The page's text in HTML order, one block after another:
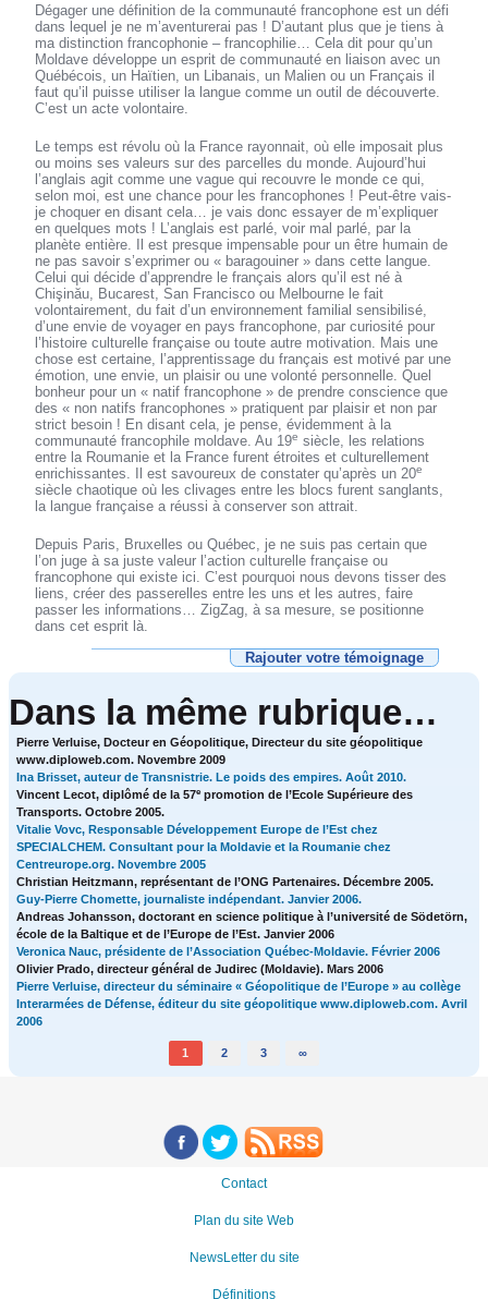
Dégager une définition de la communauté francophone est un défi
dans lequel je ne m’aventurerai pas ! D’autant plus que je tiens à
ma distinction francophonie – francophilie… Cela dit pour qu’un
Moldave développe un esprit de communauté en liaison avec un
Québécois, un Haïtien, un Libanais, un Malien ou un Français il
faut qu’il puisse utiliser la langue comme un outil de découverte.
C’est un acte volontaire.
Le temps est révolu où la France rayonnait, où elle imposait plus
ou moins ses valeurs sur des parcelles du monde. Aujourd’hui
l’anglais agit comme une vague qui recouvre le monde ce qui,
selon moi, est une chance pour les francophones ! Peut-être vais-
je choquer en disant cela… je vais donc essayer de m’expliquer
en quelques mots ! L’anglais est parlé, voir mal parlé, par la
planète entière. Il est presque impensable pour un être humain de
ne pas savoir s’exprimer ou « baragouiner » dans cette langue.
Celui qui décide d’apprendre le français alors qu’il est né à
Chişinău, Bucarest, San Francisco ou Melbourne le fait
volontairement, du fait d’un environnement familial sensibilisé,
d’une envie de voyager en pays francophone, par curiosité pour
l’histoire culturelle française ou toute autre motivation. Mais une
chose est certaine, l’apprentissage du français est motivé par une
émotion, une envie, un plaisir ou une volonté personnelle. Quel
bonheur pour un « natif francophone » de prendre conscience que
des « non natifs francophones » pratiquent par plaisir et non par
strict besoin ! En disant cela, je pense, évidemment à la
communauté francophile moldave. Au 19e siècle, les relations
entre la Roumanie et la France furent étroites et culturellement
enrichissantes. Il est savoureux de constater qu’après un 20e
siècle chaotique où les clivages entre les blocs furent sanglants,
la langue française a réussi à conserver son attrait.
Depuis Paris, Bruxelles ou Québec, je ne suis pas certain que
l’on juge à sa juste valeur l’action culturelle française ou
francophone qui existe ici. C’est pourquoi nous devons tisser des
liens, créer des passerelles entre les uns et les autres, faire
passer les informations… ZigZag, à sa mesure, se positionne
dans cet esprit là.
Rajouter votre témoignage
Dans la même rubrique…
Pierre Verluise, Docteur en Géopolitique, Directeur du site géopolitique
www.diploweb.com. Novembre 2009
Ina Brisset, auteur de Transnistrie. Le poids des empires. Août 2010.
Vincent Lecot, diplômé de la 57e promotion de l’Ecole Supérieure des
Transports. Octobre 2005.
Vitalie Vovc, Responsable Développement Europe de l’Est chez
SPECIALCHEM. Consultant pour la Moldavie et la Roumanie chez
Centreurope.org. Novembre 2005
Christian Heitzmann, représentant de l’ONG Partenaires. Décembre 2005.
Guy-Pierre Chomette, journaliste indépendant. Janvier 2006.
Andreas Johansson, doctorant en science politique à l’université de Södetörn,
école de la Baltique et de l’Europe de l’Est. Janvier 2006
Veronica Nauc, présidente de l’Association Québec-Moldavie. Février 2006
Olivier Prado, directeur général de Judirec (Moldavie). Mars 2006
Pierre Verluise, directeur du séminaire « Géopolitique de l’Europe » au collège
Interarmées de Défense, éditeur du site géopolitique www.diploweb.com. Avril
2006
1 2 3 ∞
Contact
Plan du site Web
NewsLetter du site
Définitions